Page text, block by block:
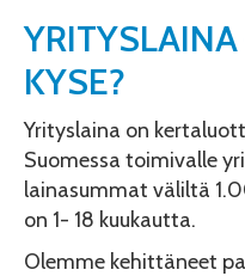
KYSE?
Yrityslaina on
Suomessa toimivalle
lainasummat väliltä
on 1- 18 kuukautta.
Olemme kehittäneet